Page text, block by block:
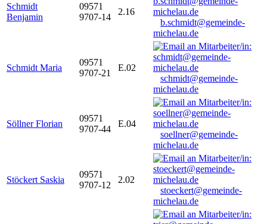
Schmidt
Benjamin
09571
9707-14
2.16
b.schmidt@gemeinde-
michelau.de
Schmidt Maria
09571
9707-21
E.02
schmidt@gemeinde-
michelau.de
Söllner Florian
09571
9707-44
E.04
soellner@gemeinde-
michelau.de
Stöckert Saskia
09571
9707-12
2.02
stoeckert@gemeinde-
michelau.de